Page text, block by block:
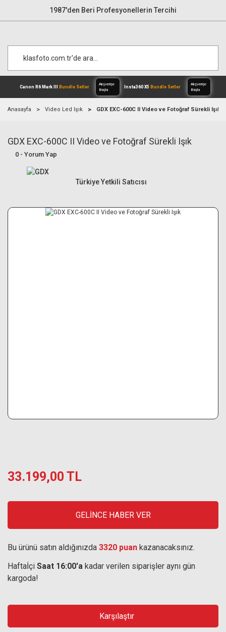
1987'den Beri Profesyonellerin Tercihi
Canon R6 Mark IIIBundle Setler
Alışverişe
Anasayfa Video Led Işık GDX EXC-600C II Video ve Fotoğraf Sürekli Işık
GDX EXC-600C II Video ve Fotoğraf Sürekli Işık
0 - Yorum Yap
Türkiye Yetkili Satıcısı
33.199,00 TL
GELİNCE HABER VER
Bu ürünü satın aldığınızda 3320 puan kazanacaksınız.
Haftaİçi Saat 16:00'a kadar verilen siparişler aynı gün
kargoda!
Karşılaştır